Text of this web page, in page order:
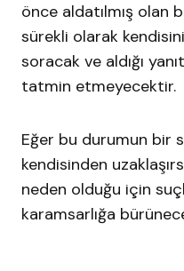
önce aldatılmış
sürekli olarak
soracak ve aldığı
tatmin etmeyecektir.
Eğer bu durumun bir
kendisinden
neden olduğu için
karamsarlığa